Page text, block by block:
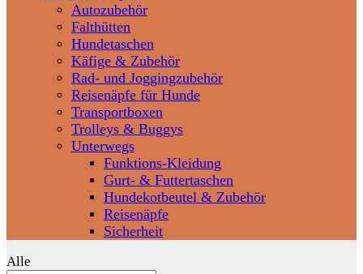
Autozubehör
Falthütten
Hundetaschen
Käfige & Zubehör
Rad- und Joggingzubehör
Reisenäpfe für Hunde
Transportboxen
Trolleys & Buggys
Unterwegs
Funktions-Kleidung
Gurt- & Futtertaschen
Hundekotbeutel & Zubehör
Reisenäpfe
Sicherheit
Alle